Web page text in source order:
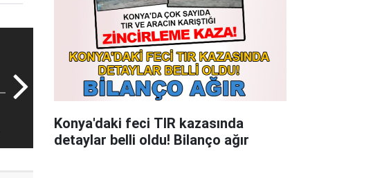
Konya'daki feci TIR kazasında
detaylar belli oldu! Bilanço ağır